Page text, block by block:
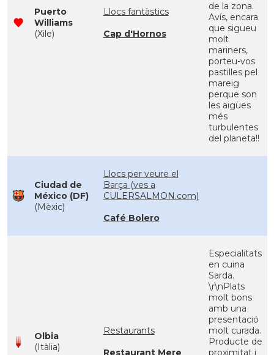
Puerto
Williams
(Xile)
Llocs fantàstics
Cap d'Hornos
de la zona.
Avís, encara
que sigueu
molt
mariners,
porteu-vos
pastilles pel
mareig
perque son
les aigües
més
turbulentes
del planeta!!
Ciudad de
México (DF)
(Mèxic)
Llocs per veure el
Barça (ves a
CULERSALMON.com)
Café Bolero
Olbia
(Itàlia)
Restaurants
Restaurant Mere
Especialitats
en cuina
Sarda.
\r\nPlats
molt bons
amb una
presentació
molt curada.
Producte de
proximitat i